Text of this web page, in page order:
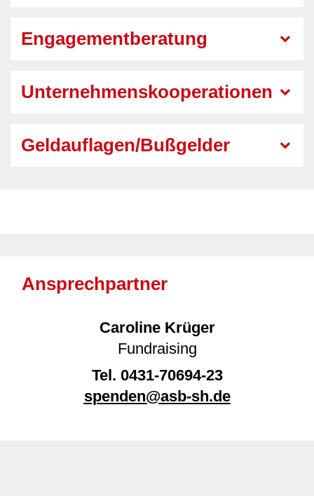
Engagementberatung
Unternehmenskooperationen
Geldauflagen/Bußgelder
Ansprechpartner
Caroline Krüger
Fundraising
Tel. 0431-70694-23
spenden@asb-sh.de